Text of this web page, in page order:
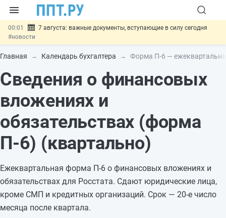
00:01
7 августа: важные документы, вступающие в силу сегодня
#новости
06.08 Минпромторг предложил запретить смешанные лоты
электроники в госзакупках#новости
недружественных стран
06.08 Возврат денег за риелторские услуги при недействительных
06.08
Важно
Обеспечительный платёж СПОТ могут заменить
Главная Календарь бухгалтера Форма П-6 —
Сведения о финансовых
вложениях и
обязательствах (форма
П-6) (квартально)
Ежеквартальная форма П-6 о финансовых вложениях и
обязательствах для Росстата. Сдают юридические лица,
кроме СМП и кредитных организаций. Срок — 20-е число
месяца после квартала.